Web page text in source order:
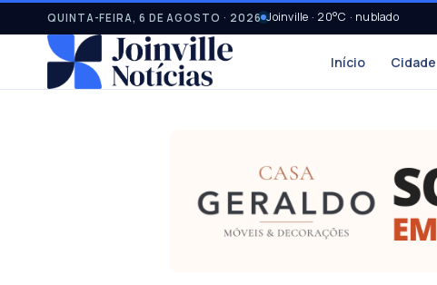
QUINTA-FEIRA, 6 DE AGOSTO · 2026 Joinville · 20°C · nublado
Início Cidade